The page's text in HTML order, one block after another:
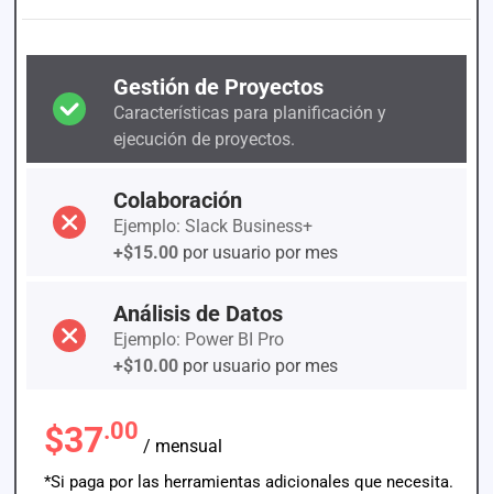
Gestión de Proyectos
Características para planificación y
ejecución de proyectos.
Colaboración
Ejemplo: Slack Business+
+$15.00 por usuario por mes
Análisis de Datos
Ejemplo: Power BI Pro
+$10.00 por usuario por mes
$37.00
/ mensual
*Si paga por las herramientas adicionales que necesita.